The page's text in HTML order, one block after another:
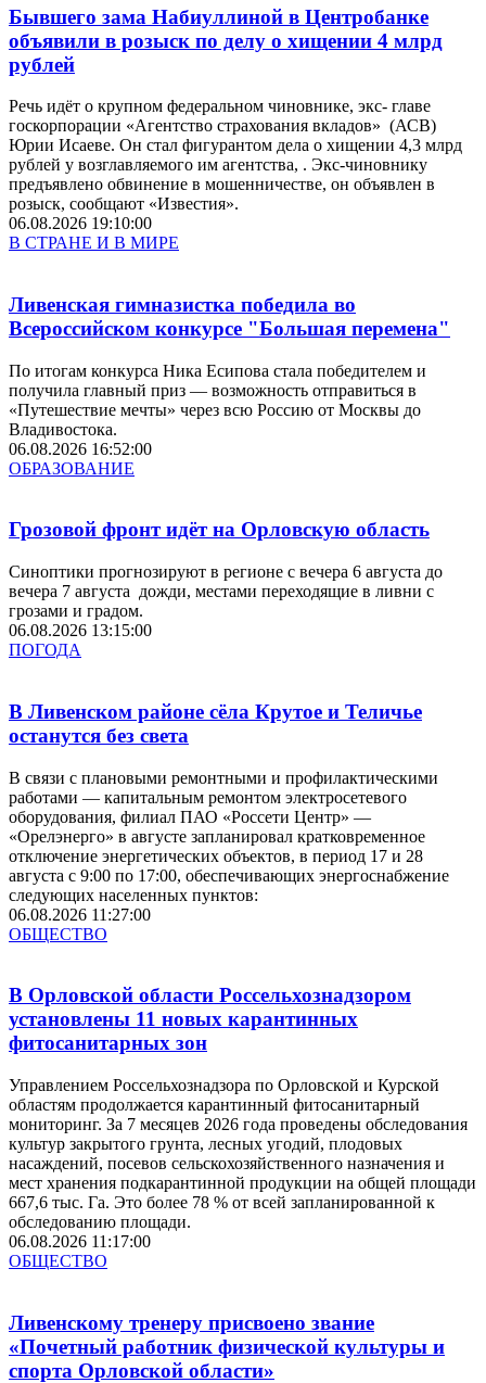
Бывшего зама Набиуллиной в Центробанке
объявили в розыск по делу о хищении 4 млрд
рублей
Речь идёт о крупном федеральном чиновнике, экс- главе
госкорпорации «Агентство страхования вкладов» (АСВ)
Юрии Исаеве. Он стал фигурантом дела о хищении 4,3 млрд
рублей у возглавляемого им агентства, . Экс-чиновнику
предъявлено обвинение в мошенничестве, он объявлен в
розыск, сообщают «Известия».
06.08.2026 19:10:00
В СТРАНЕ И В МИРЕ
Ливенская гимназистка победила во
Всероссийском конкурсе "Большая перемена"
По итогам конкурса Ника Есипова стала победителем и
получила главный приз — возможность отправиться в
«Путешествие мечты» через всю Россию от Москвы до
Владивостока.
06.08.2026 16:52:00
ОБРАЗОВАНИЕ
Грозовой фронт идёт на Орловскую область
Синоптики прогнозируют в регионе с вечера 6 августа до
вечера 7 августа дожди, местами переходящие в ливни с
грозами и градом.
06.08.2026 13:15:00
ПОГОДА
В Ливенском районе сёла Крутое и Теличье
останутся без света
В связи с плановыми ремонтными и профилактическими
работами — капитальным ремонтом электросетевого
оборудования, филиал ПАО «Россети Центр» —
«Орелэнерго» в августе запланировал кратковременное
отключение энергетических объектов, в период 17 и 28
августа с 9:00 по 17:00, обеспечивающих энергоснабжение
следующих населенных пунктов:
06.08.2026 11:27:00
ОБЩЕСТВО
В Орловской области Россельхознадзором
установлены 11 новых карантинных
фитосанитарных зон
Управлением Россельхознадзора по Орловской и Курской
областям продолжается карантинный фитосанитарный
мониторинг. За 7 месяцев 2026 года проведены обследования
культур закрытого грунта, лесных угодий, плодовых
насаждений, посевов сельскохозяйственного назначения и
мест хранения подкарантинной продукции на общей площади
667,6 тыс. Га. Это более 78 % от всей запланированной к
обследованию площади.
06.08.2026 11:17:00
ОБЩЕСТВО
Ливенскому тренеру присвоено звание
«Почетный работник физической культуры и
спорта Орловской области»